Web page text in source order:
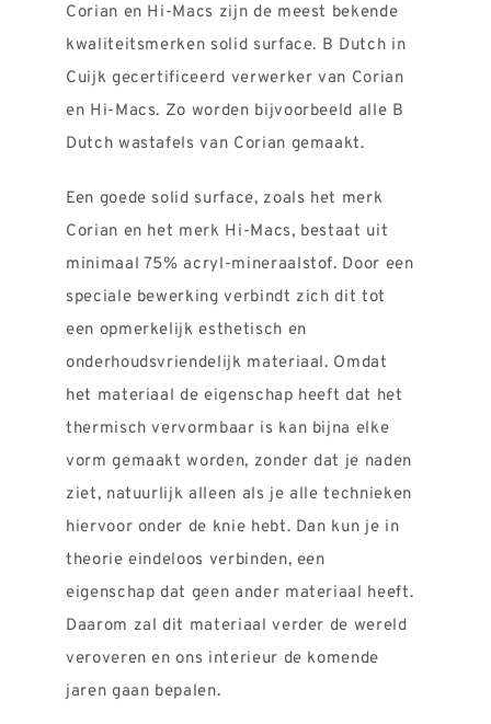
Corian en Hi-Macs zijn de meest bekende
kwaliteitsmerken solid surface. B Dutch in
Cuijk gecertificeerd verwerker van Corian
en Hi-Macs. Zo worden bijvoorbeeld alle B
Dutch wastafels van Corian gemaakt.
Een goede solid surface, zoals het merk
Corian en het merk Hi-Macs, bestaat uit
minimaal 75% acryl-mineraalstof. Door een
speciale bewerking verbindt zich dit tot
een opmerkelijk esthetisch en
onderhoudsvriendelijk materiaal. Omdat
het materiaal de eigenschap heeft dat het
thermisch vervormbaar is kan bijna elke
vorm gemaakt worden, zonder dat je naden
ziet, natuurlijk alleen als je alle technieken
hiervoor onder de knie hebt. Dan kun je in
theorie eindeloos verbinden, een
eigenschap dat geen ander materiaal heeft.
Daarom zal dit materiaal verder de wereld
veroveren en ons interieur de komende
jaren gaan bepalen.